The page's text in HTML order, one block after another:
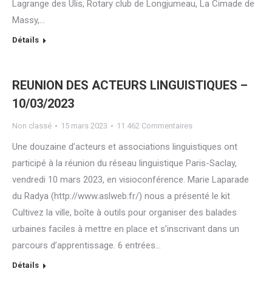
Lagrange des Ulis, Rotary club de Longjumeau, La Cimade de
Massy,…
Détails
REUNION DES ACTEURS LINGUISTIQUES –
10/03/2023
Non classé 15 mars 2023 11 462 Commentaires
Une douzaine d’acteurs et associations linguistiques ont
participé à la réunion du réseau linguistique Paris-Saclay,
vendredi 10 mars 2023, en visioconférence. Marie Laparade
du Radya (http://www.aslweb.fr/) nous a présenté le kit
Cultivez la ville, boîte à outils pour organiser des balades
urbaines faciles à mettre en place et s’inscrivant dans un
parcours d’apprentissage. 6 entrées…
Détails